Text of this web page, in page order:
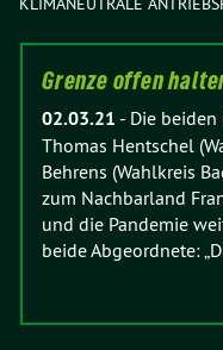
Grenze offen
02.03.21 - Die beiden
Thomas Hentschel
Behrens (Wahlkreis
zum Nachbarland
und die Pandemie
beide Abgeordnete: